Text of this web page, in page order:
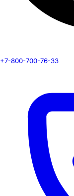
+7-800-700-76-33